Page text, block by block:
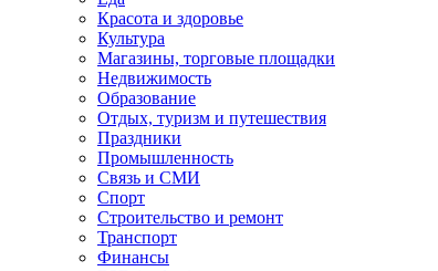
Красота и здоровье
Культура
Магазины, торговые площадки
Недвижимость
Образование
Отдых, туризм и путешествия
Праздники
Промышленность
Связь и СМИ
Спорт
Строительство и ремонт
Транспорт
Финансы